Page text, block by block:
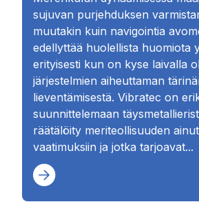
sujuvan purjehduksen
muutakin kuin navigointia
edellyttää huolellista huomiota
erityisesti kun on kyse laivalla
järjestelmien aiheuttaman
lieventämisestä. Vibratec on
suunnittelemaan
räätälöity meriteollisuuden
vaatimuksiin ja jotka tarjoavat...